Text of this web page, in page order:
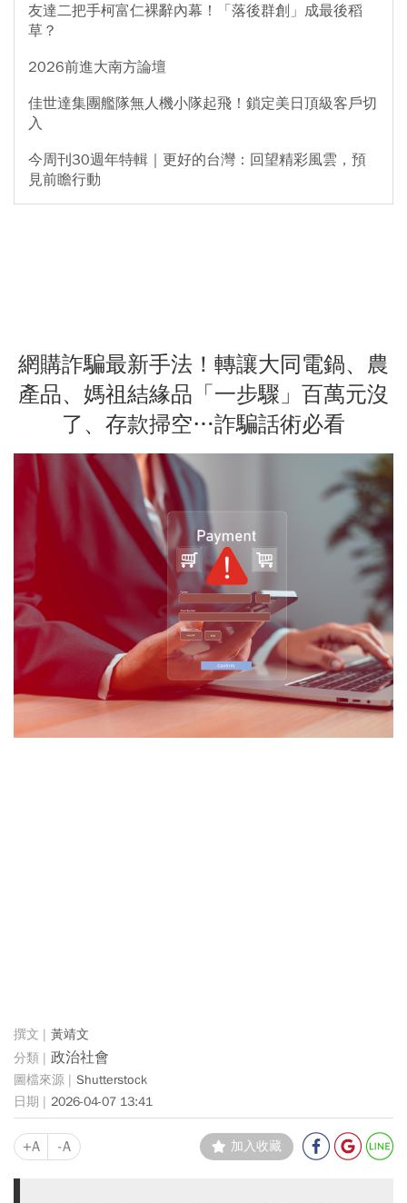
友達二把手柯富仁裸辭內幕！「落後群創」成最後稻
草？
2026前進大南方論壇
佳世達集團艦隊無人機小隊起飛！鎖定美日頂級客戶切
入
今周刊30週年特輯｜更好的台灣：回望精彩風雲，預
見前瞻行動
網購詐騙最新手法！轉讓大同電鍋、農
產品、媽祖結緣品「一步驟」百萬元沒
了、存款掃空…詐騙話術必看
黃靖文
政治社會
Shutterstock
2026-04-07 13:41
+A -A 加入收藏